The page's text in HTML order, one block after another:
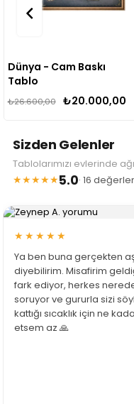
Baskı
₺20.000,00
Sizden Gelenler
Tablolarımızı evlerinde
★★★★★5.0· 16
★★★★★
Ya ben buna gerçekten
diyebilirim. Misafirim
fark ediyor, herkes
soruyor ve gururla sizi
kattığı sıcaklık için ne
etsem az 🙏